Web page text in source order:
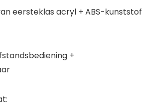
eersteklas acryl + ABS-kunststof
+